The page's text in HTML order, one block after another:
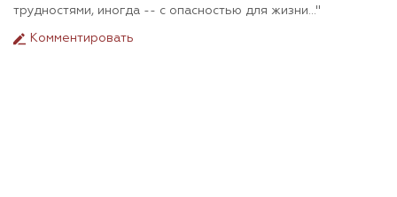
трудностями, иногда -- с опасностью для жизни..."
Комментировать